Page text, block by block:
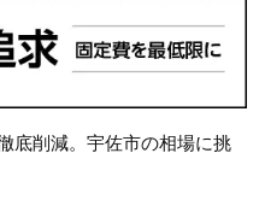
底削減。宇佐市の相場に挑